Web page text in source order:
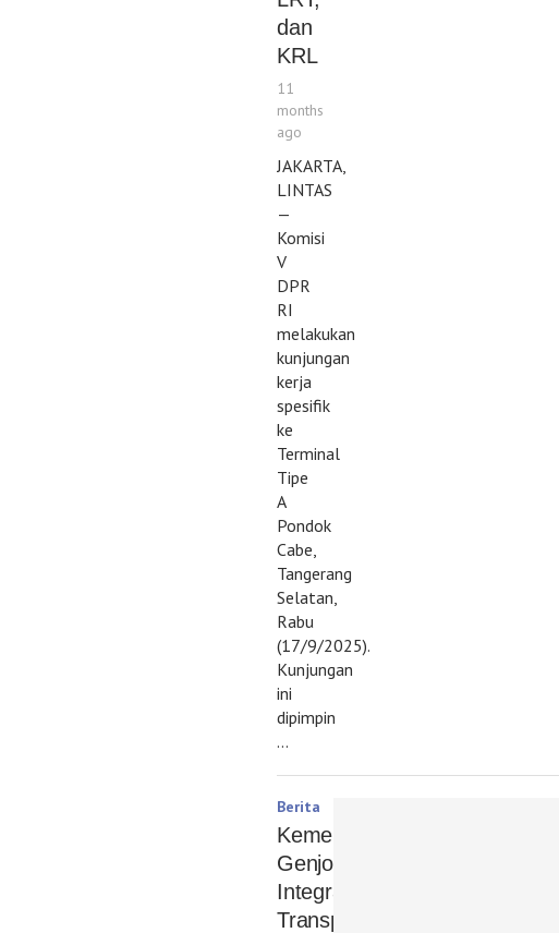
dan
KRL
11
months
ago
JAKARTA,
LINTAS
—
Komisi
V
DPR
RI
melakukan
kunjungan
kerja
spesifik
ke
Terminal
Tipe
A
Pondok
Cabe,
Tangerang
Selatan,
Rabu
(17/9/2025).
Kunjungan
ini
dipimpin
…
Berita
Kemenhub
Genjot
Integrasi
Transportasi